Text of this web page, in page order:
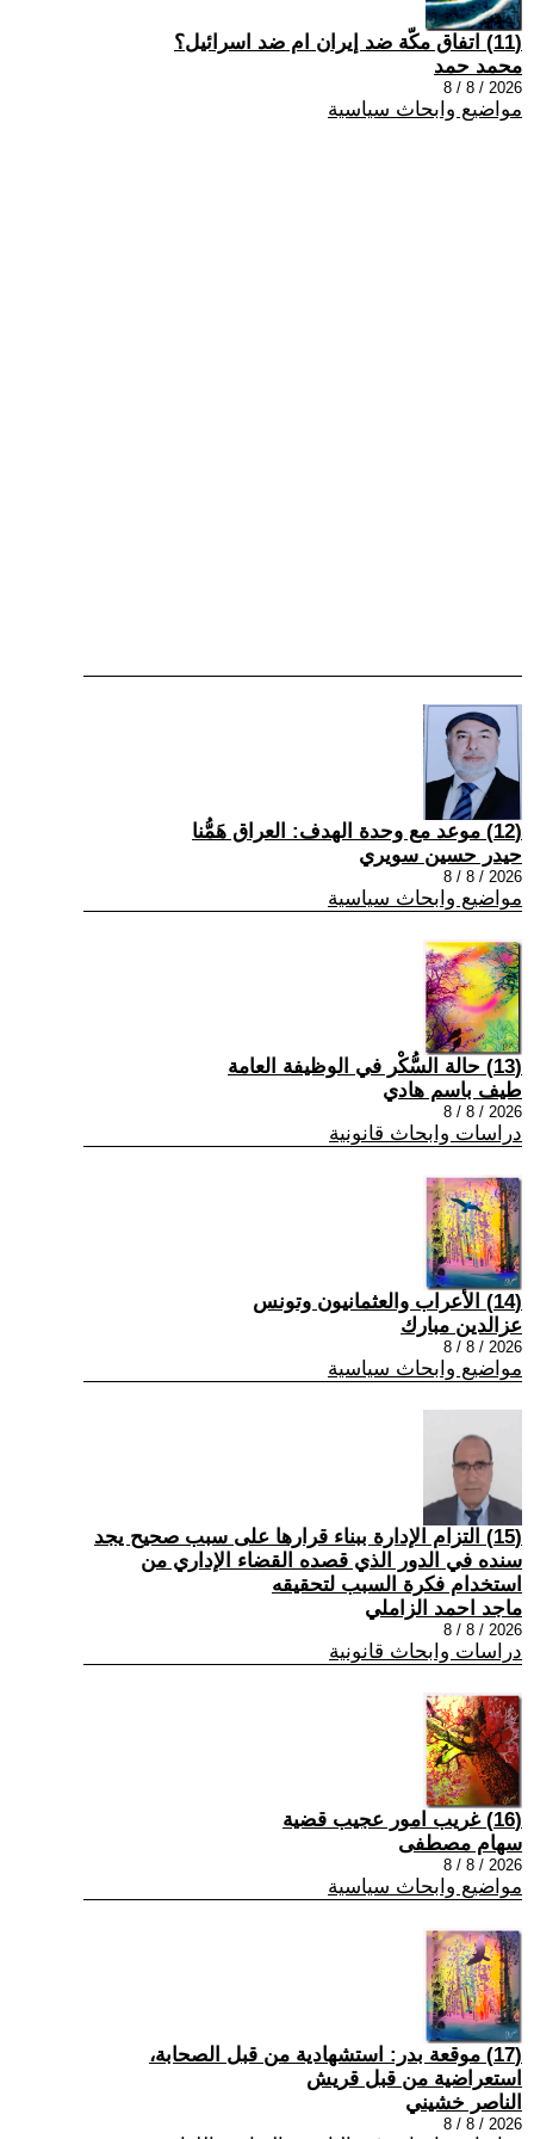
(11) اتفاق مكّة ضد إيران ام ضد اسرائيل؟
محمد حمد
2026 / 8 / 8
مواضيع وابحاث سياسية
(12) موعد مع وحدة الهدف: العراق هَمُّنا
حيدر حسين سويري
2026 / 8 / 8
مواضيع وابحاث سياسية
(13) حالة السُّكْر في الوظيفة العامة
طيف باسم هادي
2026 / 8 / 8
دراسات وابحاث قانونية
(14) الأعراب والعثمانيون وتونس
عزالدين مبارك
2026 / 8 / 8
مواضيع وابحاث سياسية
(15) التزام الإدارة ببناء قرارها على سبب صحیح یجد
سنده في الدور الذي قصده القضاء الإداري من
استخدام فكرة السبب لتحقیقه
ماجد احمد الزاملي
2026 / 8 / 8
دراسات وابحاث قانونية
(16) غريب امور عجيب قضية
سهام مصطفى
2026 / 8 / 8
مواضيع وابحاث سياسية
(17) موقعة بدر: استشهادية من قبل الصحابة،
استعراضية من قبل قريش
الناصر خشيني
2026 / 8 / 8